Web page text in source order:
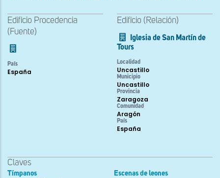
Edificio Procedencia
(Fuente)
País
España
Edificio (Relación)
Iglesia de San Martín de
Tours
Localidad
Uncastillo
Municipio
Uncastillo
Provincia
Zaragoza
Comunidad
Aragón
País
España
Claves
Tímpanos
Escenas de leones